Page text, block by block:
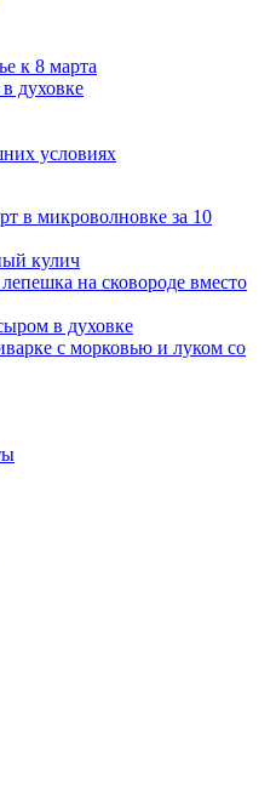
к 8 марта
духовке
условиях
в микроволновке за 10
кулич
на сковороде вместо
в духовке
с морковью и луком со